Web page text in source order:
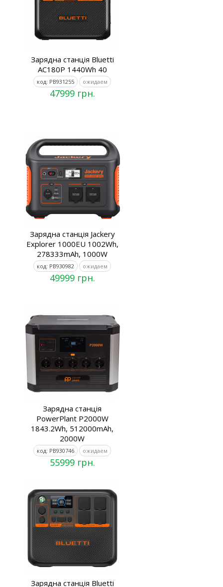
Зарядна станція Bluetti
AC180P 1440Wh 40
код: PB931255 ожидаем
47999 грн.
Зарядна станція Jackery
Explorer 1000EU 1002Wh,
278333mAh, 1000W
код: PB930982 ожидаем
49999 грн.
Зарядна станція
PowerPlant P2000W
1843.2Wh, 512000mAh,
2000W
код: PB930746 ожидаем
55999 грн.
Зарядна станція Bluetti